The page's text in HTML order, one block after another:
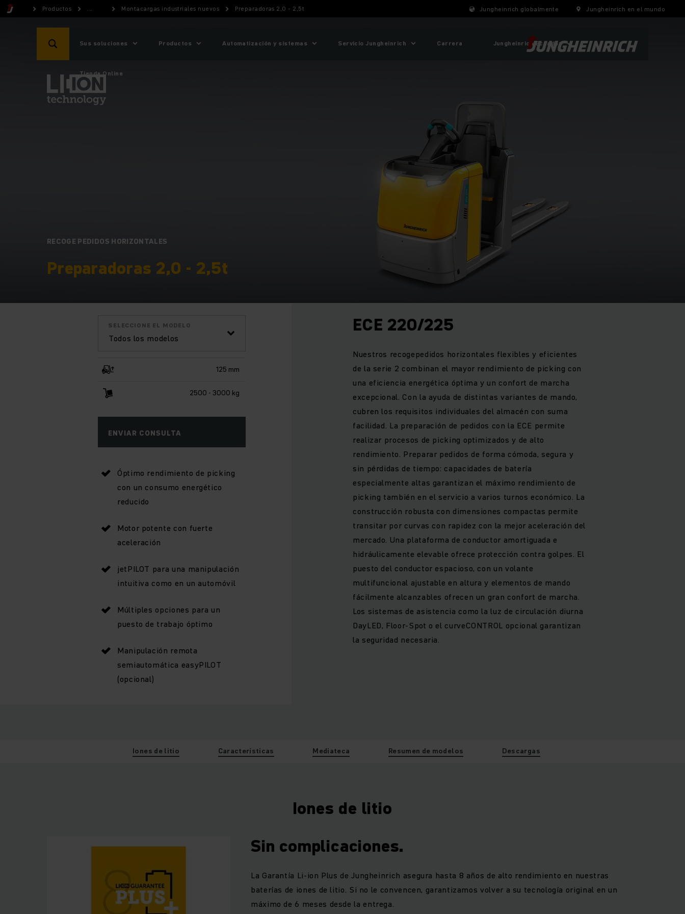
Productos ... Montacargas industriales nuevos Preparadoras 2,0 - 2,5t Jungheinrich globalmente Jungheinrich en el mundo
Sus soluciones Productos Automatización y sistemas Servicio Jungheinrich Carrera Jungheinrich Ecuador
Tienda Online
RECOGE PEDIDOS HORIZONTALES
Preparadoras 2,0 - 2,5t
Todos los modelos
SELECCIONE EL MODELO
125 mm
2500 - 3000 kg
ENVIAR CONSULTA
Óptimo rendimiento de picking
con un consumo energético
reducido
Motor potente con fuerte
aceleración
jetPILOT para una manipulación
intuitiva como en un automóvil
Múltiples opciones para un
puesto de trabajo óptimo
Manipulación remota
semiautomática easyPILOT
(opcional)
ECE 220/225
Nuestros recogepedidos horizontales flexibles y eficientes
de la serie 2 combinan el mayor rendimiento de picking con
una eficiencia energética óptima y un confort de marcha
excepcional. Con la ayuda de distintas variantes de mando,
cubren los requisitos individuales del almacén con suma
facilidad. La preparación de pedidos con la ECE permite
realizar procesos de picking optimizados y de alto
rendimiento. Preparar pedidos de forma cómoda, segura y
sin pérdidas de tiempo: capacidades de batería
especialmente altas garantizan el máximo rendimiento de
picking también en el servicio a varios turnos económico. La
construcción robusta con dimensiones compactas permite
transitar por curvas con rapidez con la mejor aceleración del
mercado. Una plataforma de conductor amortiguada e
hidráulicamente elevable ofrece protección contra golpes. El
puesto del conductor espacioso, con un volante
multifuncional ajustable en altura y elementos de mando
fácilmente alcanzables ofrecen un gran confort de marcha.
Los sistemas de asistencia como la luz de circulación diurna
DayLED, Floor-Spot o el curveCONTROL opcional garantizan
la seguridad necesaria.
Iones de litio Características Mediateca Resumen de modelos Descargas
Iones de litio
Sin complicaciones.
La Garantía Li-ion Plus de Jungheinrich asegura hasta 8 años de alto rendimiento en nuestras
baterías de iones de litio. Si no le convencen, garantizamos volver a su tecnología original en un
máximo de 6 meses desde la entrega.